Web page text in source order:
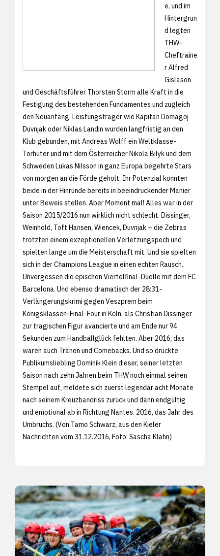
e, und im
Hintergrun
d legten
THW-
Cheftraine
r Alfred
Gislason
und Geschäftsführer Thorsten Storm alle Kraft in die
Festigung des bestehenden Fundamentes und zugleich
den Neuanfang. Leistungsträger wie Kapitän Domagoj
Duvnjak oder Niklas Landin wurden langfristig an den
Klub gebunden, mit Andreas Wolff ein Weltklasse-
Torhüter und mit dem Österreicher Nikola Bilyk und dem
Schweden Lukas Nilsson in ganz Europa begehrte Stars
von morgen an die Förde geholt. Ihr Potenzial konnten
beide in der Hinrunde bereits in beeindruckender Manier
unter Beweis stellen. Aber Moment mal! Alles war in der
Saison 2015/2016 nun wirklich nicht schlecht. Dissinger,
Weinhold, Toft Hansen, Wiencek, Duvnjak – die Zebras
trotzten einem exzeptionellen Verletzungspech und
spielten lange um die Meisterschaft mit. Und sie spielten
sich in der Champions League in einen echten Rausch.
Unvergessen die epischen Viertelfinal-Duelle mit dem FC
Barcelona. Und ebenso dramatisch der 28:31-
Verlängerungskrimi gegen Veszprem beim
Königsklassen-Final-Four in Köln, als Christian Dissinger
zur tragischen Figur avancierte und am Ende nur 94
Sekunden zum Handballglück fehlten. Aber 2016, das
waren auch Tränen und Comebacks. Und so drückte
Publikumsliebling Dominik Klein dieser, seiner letzten
Saison nach zehn Jahren beim THW noch einmal seinen
Stempel auf, meldete sich zuerst legendär acht Monate
nach seinem Kreuzbandriss zurück und dann endgültig
und emotional ab in Richtung Nantes. 2016, das Jahr des
Umbruchs. (Von Tamo Schwarz, aus den Kieler
Nachrichten vom 31.12.2016, Foto: Sascha Klahn)